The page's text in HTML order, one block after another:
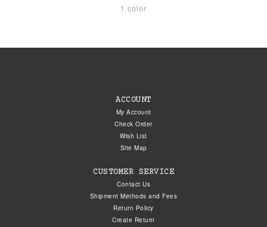
1 color
ACCOUNT
My Account
Check Order
Wish List
Site Map
CUSTOMER SERVICE
Contact Us
Shipment Methods and Fees
Return Policy
Create Return